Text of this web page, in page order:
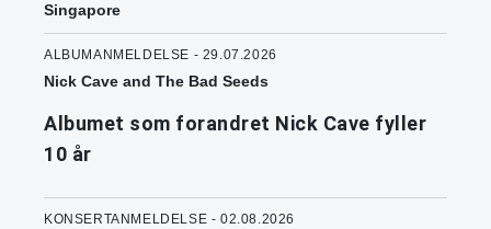
Singapore
ALBUMANMELDELSE - 29.07.2026
Nick Cave and The Bad Seeds
Albumet som forandret Nick Cave fyller
10 år
KONSERTANMELDELSE - 02.08.2026